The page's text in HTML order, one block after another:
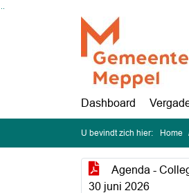
Ga naar de inhoud van deze pagina
Ga naar het zoeken
Ga naar het menu
Dashboard
U bevindt zich hier: Home
Agenda -
30 juni 2026